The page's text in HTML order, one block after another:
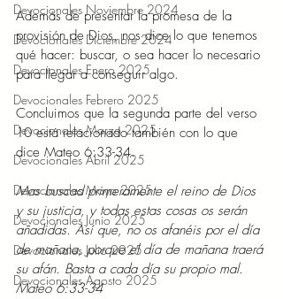
Devocionales Noviembre 2024
Devocionales Diciembre 2024
Devocionales Enero 2025
Devocionales Febrero 2025
Devocionales Marzo 2025
Devocionales Abril 2025
Devocionales Mayo 2025
Devocionales Junio 2025
Devocionales Julio 2025
Devocionales Agosto 2025
Además de presentar la promesa de la
provisión de Dios, nos dice lo que tenemos
qué hacer: buscar, o sea hacer lo necesario
para llegar a conseguir algo.
Concluimos que la segunda parte del verso
10 está relacionado también con lo que
dice Mateo 6:33-34.
Mas buscad primeramente el reino de Dios
y su justicia, y todas estas cosas os serán
añadidas. Así que, no os afanéis por el día
de mañana, porque el día de mañana traerá
su afán. Basta a cada día su propio mal.
Mateo 6:33-34